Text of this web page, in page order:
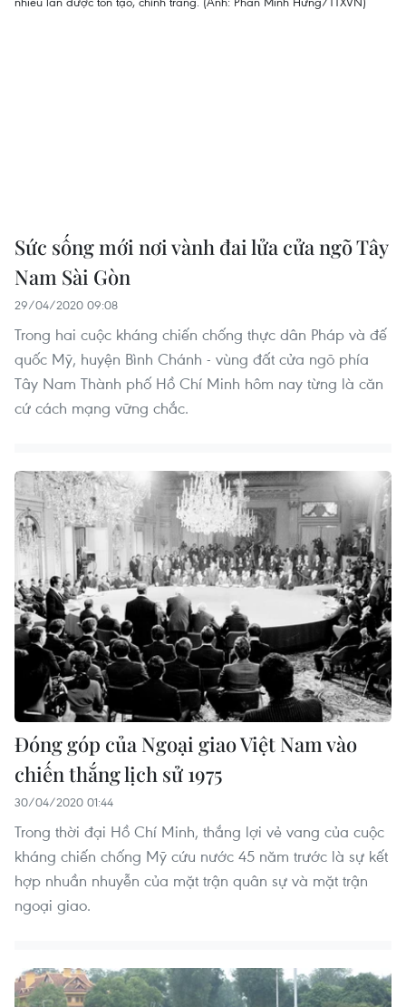
Sức sống mới nơi vành đai lửa cửa ngõ Tây
Nam Sài Gòn
29/04/2020 09:08
Trong hai cuộc kháng chiến chống thực dân Pháp và đế
quốc Mỹ, huyện Bình Chánh - vùng đất cửa ngõ phía
Tây Nam Thành phố Hồ Chí Minh hôm nay từng là căn
cứ cách mạng vững chắc.
Đóng góp của Ngoại giao Việt Nam vào
chiến thắng lịch sử 1975
30/04/2020 01:44
Trong thời đại Hồ Chí Minh, thắng lợi vẻ vang của cuộc
kháng chiến chống Mỹ cứu nước 45 năm trước là sự kết
hợp nhuần nhuyễn của mặt trận quân sự và mặt trận
ngoại giao.